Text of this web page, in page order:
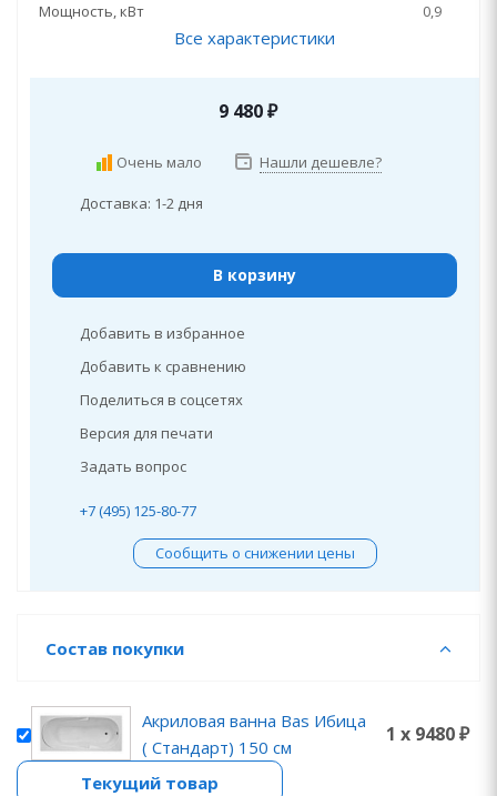
Мощность, кВт
0,9
Все характеристики
9 480₽
Очень мало Нашли дешевле?
Доставка: 1-2 дня
В корзину
Добавить в избранное
Добавить к сравнению
Поделиться в соцсетях
Версия для печати
Задать вопрос
+7 (495) 125-80-77
Сообщить о снижении цены
Состав покупки
Акриловая ванна Bas Ибица
( Стандарт) 150 см
1 x 9480 ₽
Текущий товар